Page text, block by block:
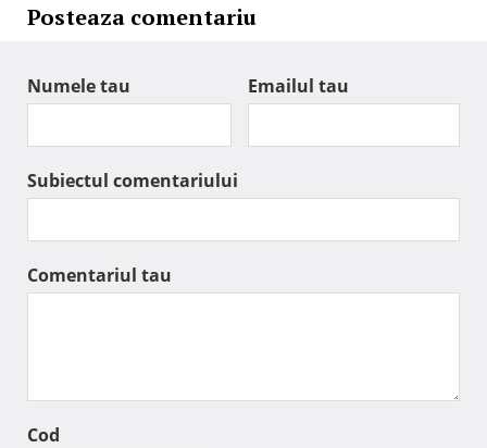
Posteaza comentariu
Numele tau Emailul tau
Subiectul comentariului
Comentariul tau
Cod